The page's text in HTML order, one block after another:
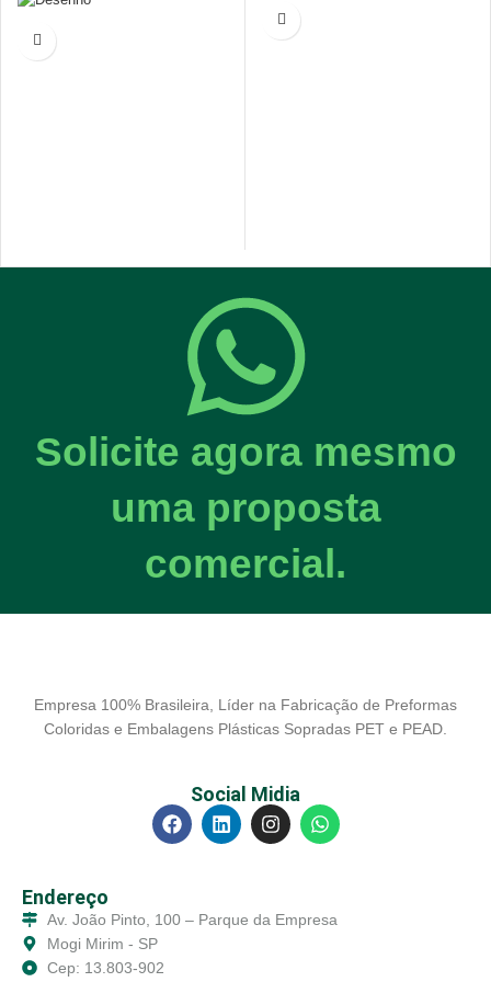
Solicite agora mesmo
uma proposta
comercial.
Empresa 100% Brasileira, Líder na Fabricação de Preformas
Coloridas e Embalagens Plásticas Sopradas PET e PEAD.
Social Midia
Endereço
Av. João Pinto, 100 – Parque da Empresa
Mogi Mirim - SP
Cep: 13.803-902